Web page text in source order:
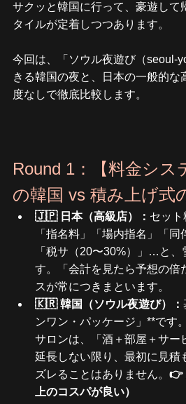
サクッと韓国に行って、豪遊して
タイルが定着しつつあります。
今回は、「ソウル夜遊び（seoul-
きる韓国の夜と、日本の一般的な
度なしで徹底比較します。
Round 1：【料金シス
の韓国 vs 積み上げ式
🇯🇵 日本（高級店）： セット
「指名料」「場内指名」「同
「税サ（20〜30%）」…と、
す。「会計を見たら予想の倍
スが常につきまといます。
🇰🇷 韓国（ソウル夜遊び）：
ンワン・パッケージ」**です
サロンは、「酒＋部屋＋サー
延長しない限り、最初に見積
ズレることはありません。 👉
上のコスパが良い）